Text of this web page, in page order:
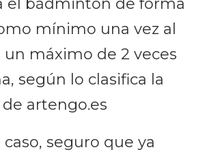
mínimo una vez al
un máximo de 2 veces
según lo clasifica la
artengo.es
seguro que ya